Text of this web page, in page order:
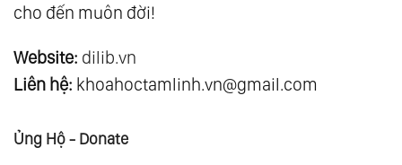
cho đến muôn đời!
Website: dilib.vn
Liên hệ: khoahoctamlinh.vn@gmail.com
Ủng Hộ - Donate